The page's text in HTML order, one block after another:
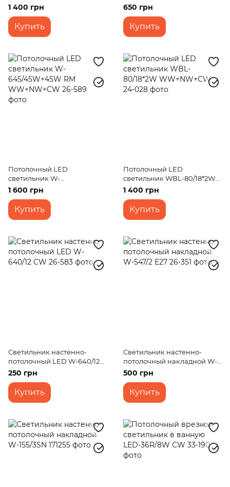
653/45W+45W RM
WW+NW+CW
1 400 грн
Купить
650 грн
Купить
Потолочный LED
светильник W-
645/45W+45W RM
WW+NW+CW
1 600 грн
Купить
Потолочный LED
светильник WBL-80/18*2W
WW+NW+CW
1 400 грн
Купить
Светильник настенно-
потолочный LED W-640/12
CW
250 грн
Купить
Светильник настенно-
потолочный накладной W-
547/2 E27
500 грн
Купить